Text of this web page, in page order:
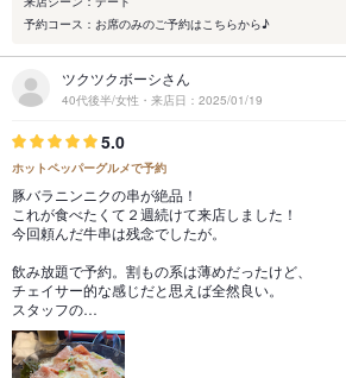
予約コース：お席のみのご予約はこちらから♪
ツクツクボーシさん
40代後半/女性・来店日：2025/01/19
5.0
ホットペッパーグルメで予約
豚バラニンニクの串が絶品！
これが食べたくて２週続けて来店しました！
今回頼んだ牛串は残念でしたが。
飲み放題で予約。割もの系は薄めだったけど、
チェイサー的な感じだと思えば全然良い。
スタッフの…